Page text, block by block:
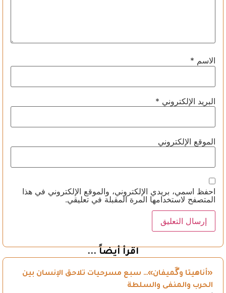
الاسم *
البريد الإلكتروني *
الموقع الإلكتروني
احفظ اسمي، بريدي الإلكتروني، والموقع الإلكتروني في هذا
المتصفح لاستخدامها المرة المقبلة في تعليقي.
اقرأ أيضاً ...
«أناهيتا وگَميفان»… سبع مسرحيات تلاحق الإنسان بين
الحرب والمنفى والسلطة